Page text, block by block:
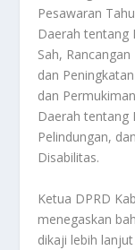
Pesawaran
Daerah tentang
Sah,
dan
dan
Daerah tentang
Pelindungan,
Disabilitas.
Ketua DPRD
menegaskan
dikaji lebih